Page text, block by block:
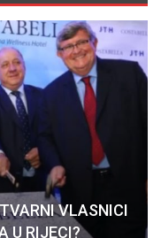
VLASNICI
U RIJECI?